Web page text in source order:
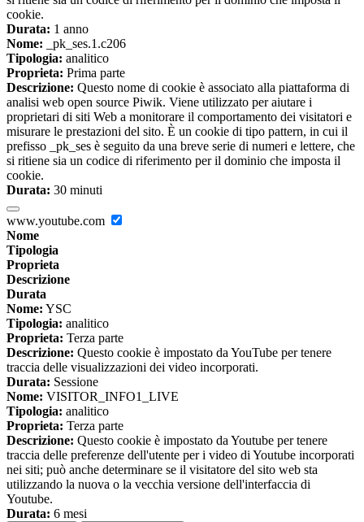
cookie.
Durata: 1 anno
Nome: _pk_ses.1.c206
Tipologia: analitico
Proprieta: Prima parte
Descrizione: Questo nome di cookie è associato alla piattaforma di
analisi web open source Piwik. Viene utilizzato per aiutare i
proprietari di siti Web a monitorare il comportamento dei visitatori e
misurare le prestazioni del sito. È un cookie di tipo pattern, in cui il
prefisso _pk_ses è seguito da una breve serie di numeri e lettere, che
si ritiene sia un codice di riferimento per il dominio che imposta il
cookie.
Durata: 30 minuti
www.youtube.com
Nome
Tipologia
Proprieta
Descrizione
Durata
Nome: YSC
Tipologia: analitico
Proprieta: Terza parte
Descrizione: Questo cookie è impostato da YouTube per tenere
traccia delle visualizzazioni dei video incorporati.
Durata: Sessione
Nome: VISITOR_INFO1_LIVE
Tipologia: analitico
Proprieta: Terza parte
Descrizione: Questo cookie è impostato da Youtube per tenere
traccia delle preferenze dell'utente per i video di Youtube incorporati
nei siti; può anche determinare se il visitatore del sito web sta
utilizzando la nuova o la vecchia versione dell'interfaccia di
Youtube.
Durata: 6 mesi